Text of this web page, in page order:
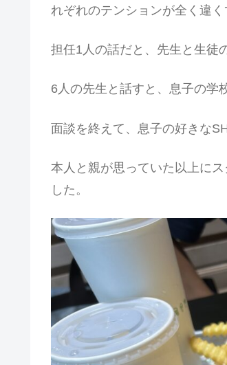
れぞれのテンションが全く違く
担任1人の話だと、先生と生徒
6人の先生と話すと、息子の学
面談を終えて、息子の好きな
本人と親が思っていた以上に
した。